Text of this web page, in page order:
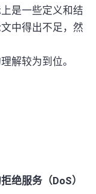
是一些定义和结
中得出不足，然
解较为到位。
绝服务（DoS）